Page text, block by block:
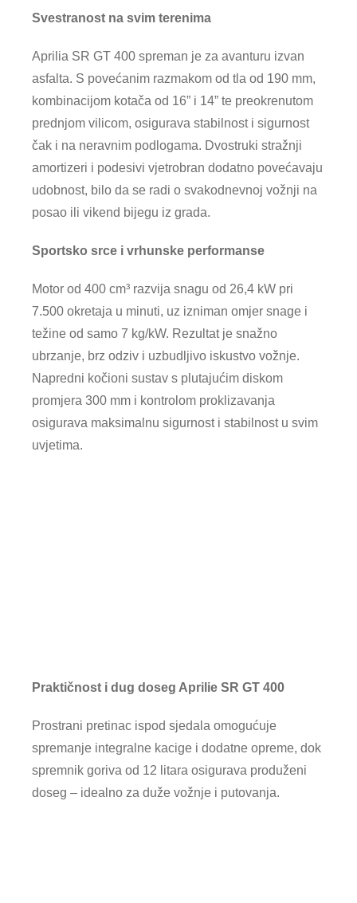
Svestranost na svim terenima
Aprilia SR GT 400 spreman je za avanturu izvan
asfalta. S povećanim razmakom od tla od 190 mm,
kombinacijom kotača od 16” i 14” te preokrenutom
prednjom vilicom, osigurava stabilnost i sigurnost
čak i na neravnim podlogama. Dvostruki stražnji
amortizeri i podesivi vjetrobran dodatno povećavaju
udobnost, bilo da se radi o svakodnevnoj vožnji na
posao ili vikend bijegu iz grada.
Sportsko srce i vrhunske performanse
Motor od 400 cm³ razvija snagu od 26,4 kW pri
7.500 okretaja u minuti, uz izniman omjer snage i
težine od samo 7 kg/kW. Rezultat je snažno
ubrzanje, brz odziv i uzbudljivo iskustvo vožnje.
Napredni kočioni sustav s plutajućim diskom
promjera 300 mm i kontrolom proklizavanja
osigurava maksimalnu sigurnost i stabilnost u svim
uvjetima.
Praktičnost i dug doseg Aprilie SR GT 400
Prostrani pretinac ispod sjedala omogućuje
spremanje integralne kacige i dodatne opreme, dok
spremnik goriva od 12 litara osigurava produženi
doseg – idealno za duže vožnje i putovanja.